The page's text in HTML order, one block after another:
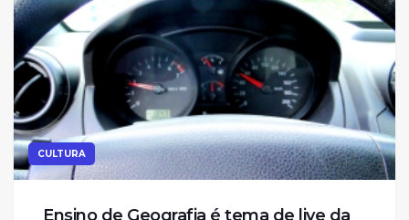
CULTURA
Ensino de Geografia é tema de live da